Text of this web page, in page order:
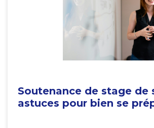
Soutenance de stage de
astuces pour bien se